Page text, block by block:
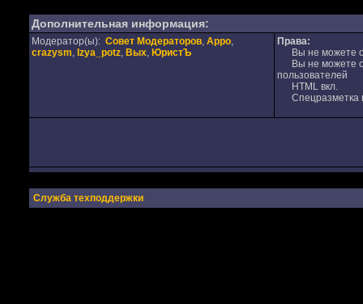
Дополнительная информация:
Модератор(ы): Совет Модераторов, Appo,
crazysm, Izya_potz, Вых, ЮристЪ
Права:
Вы не можете
Вы не можете
пользователей
HTML вкл.
Спецразметка
Служба техподдержки